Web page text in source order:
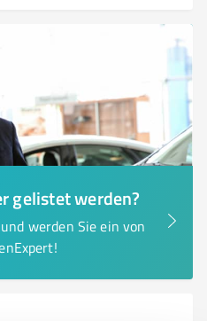
gelistet werden?
werden Sie ein von